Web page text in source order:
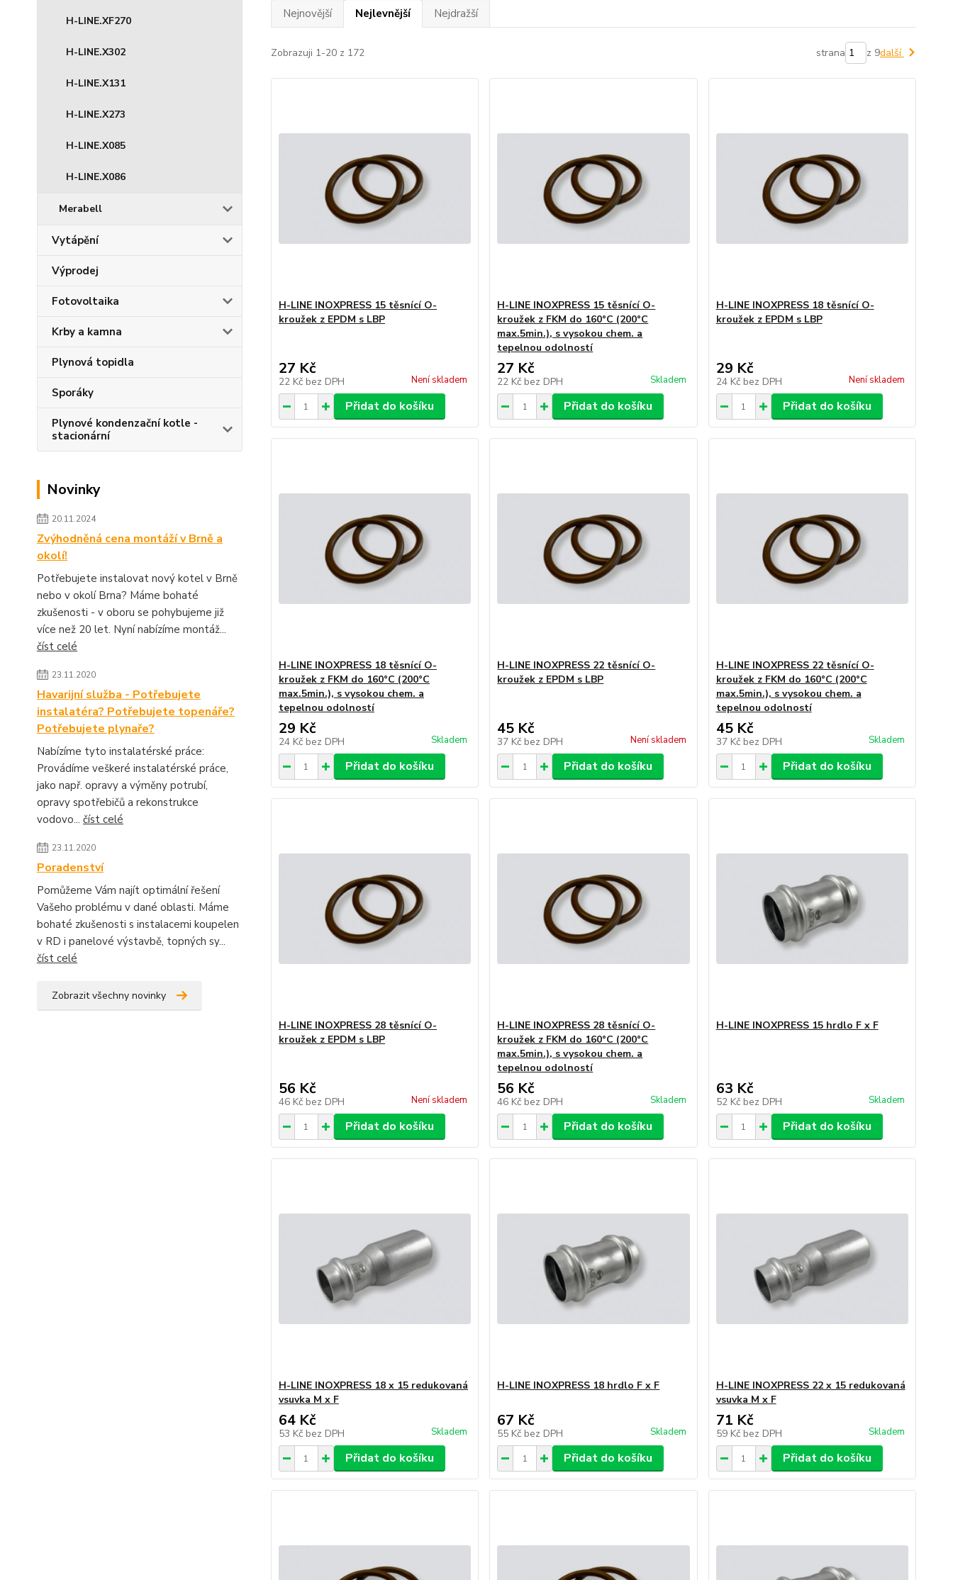
H-LINE.XF270
H-LINE.X302
H-LINE.X131
H-LINE.X273
H-LINE.X085
H-LINE.X086
Merabell
Vytápění
Výprodej
Fotovoltaika
Krby a kamna
Plynová topidla
Sporáky
Plynové kondenzační kotle -
stacionární
Novinky
20.11.2024
Zvýhodněná cena montáží v Brně a
okolí!
Potřebujete instalovat nový kotel v Brně
nebo v okolí Brna? Máme bohaté
zkušenosti - v oboru se pohybujeme již
více než 20 let. Nyní nabízíme montáž...
číst celé
23.11.2020
Havarijní služba - Potřebujete
instalatéra? Potřebujete topenáře?
Potřebujete plynaře?
Nabízíme tyto instalatérské práce:
Provádíme veškeré instalatérské práce,
jako např. opravy a výměny potrubí,
opravy spotřebičů a rekonstrukce
vodovo... číst celé
23.11.2020
Poradenství
Pomůžeme Vám najít optimální řešení
Vašeho problému v dané oblasti. Máme
bohaté zkušenosti s instalacemi koupelen
v RD i panelové výstavbě, topných sy...
číst celé
Zobrazit všechny novinky
Nejnovější Nejlevnější Nejdražší
Zobrazuji 1-20 z 172 strana z 9další
H-LINE INOXPRESS 15 těsnící O-
kroužek z EPDM s LBP
27 Kč
22 Kč bez DPH Není skladem
Přidat do košíku
H-LINE INOXPRESS 15 těsnící O-
kroužek z FKM do 160°C (200°C
max.5min.), s vysokou chem. a
tepelnou odolností
27 Kč
22 Kč bez DPH Skladem
Přidat do košíku
H-LINE INOXPRESS 18 těsnící O-
kroužek z EPDM s LBP
29 Kč
24 Kč bez DPH Není skladem
Přidat do košíku
H-LINE INOXPRESS 18 těsnící O-
kroužek z FKM do 160°C (200°C
max.5min.), s vysokou chem. a
tepelnou odolností
29 Kč
24 Kč bez DPH Skladem
Přidat do košíku
H-LINE INOXPRESS 22 těsnící O-
kroužek z EPDM s LBP
45 Kč
37 Kč bez DPH Není skladem
Přidat do košíku
H-LINE INOXPRESS 22 těsnící O-
kroužek z FKM do 160°C (200°C
max.5min.), s vysokou chem. a
tepelnou odolností
45 Kč
37 Kč bez DPH Skladem
Přidat do košíku
H-LINE INOXPRESS 28 těsnící O-
kroužek z EPDM s LBP
56 Kč
46 Kč bez DPH Není skladem
Přidat do košíku
H-LINE INOXPRESS 28 těsnící O-
kroužek z FKM do 160°C (200°C
max.5min.), s vysokou chem. a
tepelnou odolností
56 Kč
46 Kč bez DPH Skladem
Přidat do košíku
H-LINE INOXPRESS 15 hrdlo F x F
63 Kč
52 Kč bez DPH Skladem
Přidat do košíku
H-LINE INOXPRESS 18 x 15 redukovaná
vsuvka M x F
64 Kč
53 Kč bez DPH Skladem
Přidat do košíku
H-LINE INOXPRESS 18 hrdlo F x F
67 Kč
55 Kč bez DPH Skladem
Přidat do košíku
H-LINE INOXPRESS 22 x 15 redukovaná
vsuvka M x F
71 Kč
59 Kč bez DPH Skladem
Přidat do košíku